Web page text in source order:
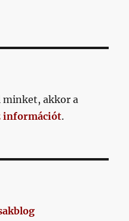
minket, akkor a
információt.